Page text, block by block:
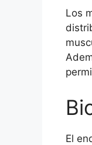
Los
El